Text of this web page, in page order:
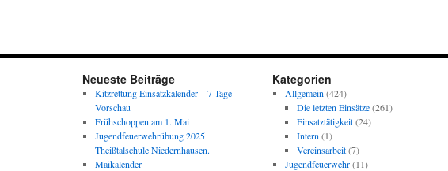
Neueste Beiträge
Kitzrettung Einsatzkalender – 7 Tage
Vorschau
Frühschoppen am 1. Mai
Jugendfeuerwehrübung 2025
Theißtalschule Niedernhausen.
Maikalender
Kategorien
Allgemein (424)
Die letzten Einsätze(261)
Einsatztätigkeit(24)
Intern (1)
Vereinsarbeit(7)
Jugendfeuerwehr(11)